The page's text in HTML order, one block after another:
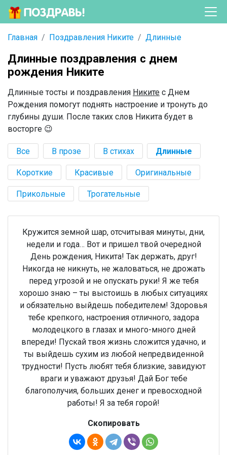
Главная Поздравления Никите Длинные
Длинные поздравления с днем
рождения Никите
Длинные тосты и поздравления Никите с Днем
Рождения помогут поднять настроение и тронуть до
глубины души. После таких слов Никита будет в
восторге 😉
Все В прозе В стихах Длинные
Короткие Красивые Оригинальные
Прикольные Трогательные
Кружится земной шар, отсчитывая минуты, дни,
недели и года… Вот и пришел твой очередной
День рождения, Никита! Так держать, друг!
Никогда не никнуть, не жаловаться, не дрожать
перед угрозой и не опускать руки! Я же тебя
хорошо знаю – ты выстоишь в любых ситуациях
и обязательно выйдешь победителем! Здоровья
тебе крепкого, настроения отличного, задора
молодецкого в глазах и много-много дней
впереди! Пускай твоя жизнь сложится удачно, и
ты выйдешь сухим из любой непредвиденной
трудности! Пусть любят тебя близкие, завидуют
враги и уважают друзья! Дай Бог тебе
благополучия, больших денег и превосходной
работы! Я за тебя горой!
Скопировать